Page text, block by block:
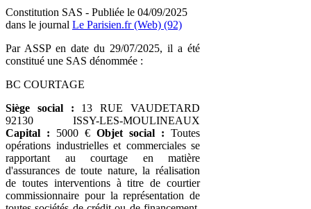
Constitution SAS - Publiée le 04/09/2025
dans le journal Le Parisien.fr (Web) (92)
Par ASSP en date du 29/07/2025, il a été
constitué une SAS dénommée :
BC COURTAGE
Siège social : 13 RUE VAUDETARD
92130 ISSY-LES-MOULINEAUX
Capital : 5000 € Objet social : Toutes
opérations industrielles et commerciales se
rapportant au courtage en matière
d'assurances de toute nature, la réalisation
de toutes interventions à titre de courtier
commissionnaire pour la représentation de